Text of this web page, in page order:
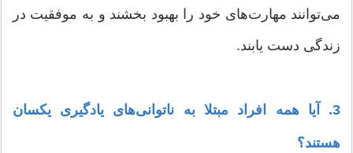
می‌توانند مهارت‌های خود را بهبود بخشند و به موفقیت در
زندگی دست یابند.
3. آیا همه افراد مبتلا به ناتوانی‌های یادگیری یکسان
هستند؟